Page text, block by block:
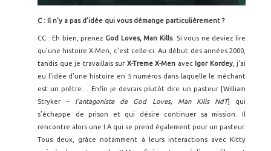
C : Il n’y a pas d’idée qui vous démange particulièrement ?
CC : Eh bien, prenez God Loves, Man Kills. Si vous ne deviez lire
qu’une histoire X-Men, c’est celle-ci. Au début des années 2000,
tandis que je travaillais sur X-Treme X-Men avec Igor Kordey, j’ai
eu l’idée d’une histoire en 5 numéros dans laquelle le méchant
est un prêtre… Enfin je devrais plutôt dire un pasteur [William
Stryker – l’antagoniste de God Loves, Man Kills NdT] qui
s’échappe de prison et qui désire continuer sa mission. Il
rencontre alors une I.A qui se prend également pour un pasteur.
Tous deux, grâce notamment à leurs interactions avec Kitty